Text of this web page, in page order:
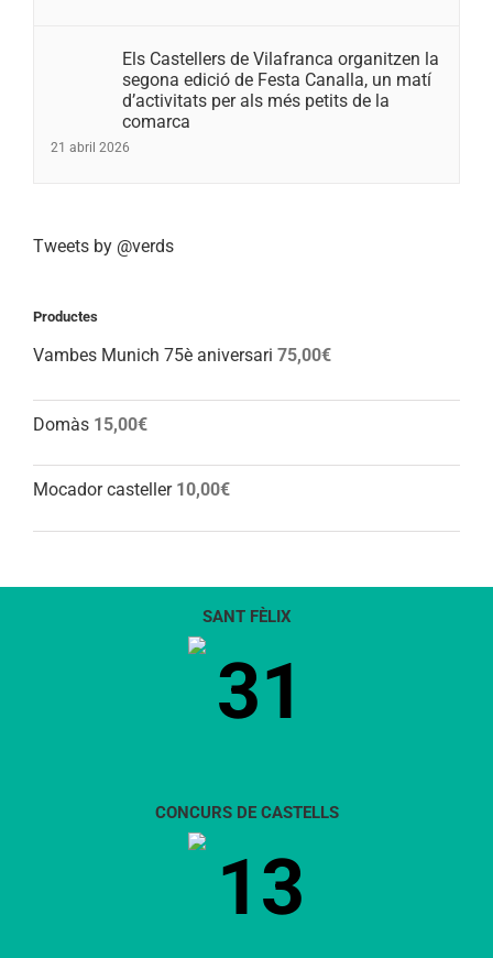
Els Castellers de Vilafranca organitzen la
segona edició de Festa Canalla, un matí
d’activitats per als més petits de la
comarca
21 abril 2026
Tweets by @verds
Productes
Vambes Munich 75è aniversari 75,00€
Domàs 15,00€
Mocador casteller 10,00€
SANT FÈLIX
31
CONCURS DE CASTELLS
13